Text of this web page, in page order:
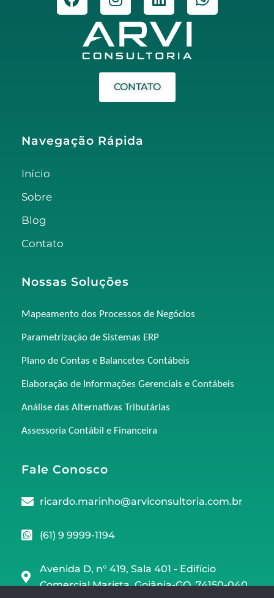
CONTATO
Navegação Rápida
Início
Sobre
Blog
Contato
Nossas Soluções
Mapeamento dos Processos de Negócios
Parametrização de Sistemas ERP
Plano de Contas e Balancetes Contábeis
Elaboração de Informações Gerenciais e Contábeis
Análise das Alternativas Tributárias
Assessoria Contábil e Financeira
Fale Conosco
ricardo.marinho@arviconsultoria.com.br
(61) 9 9999-1194
Avenida D, n° 419, Sala 401 - Edifício
Comercial Marista, Goiânia-GO, 74150-040